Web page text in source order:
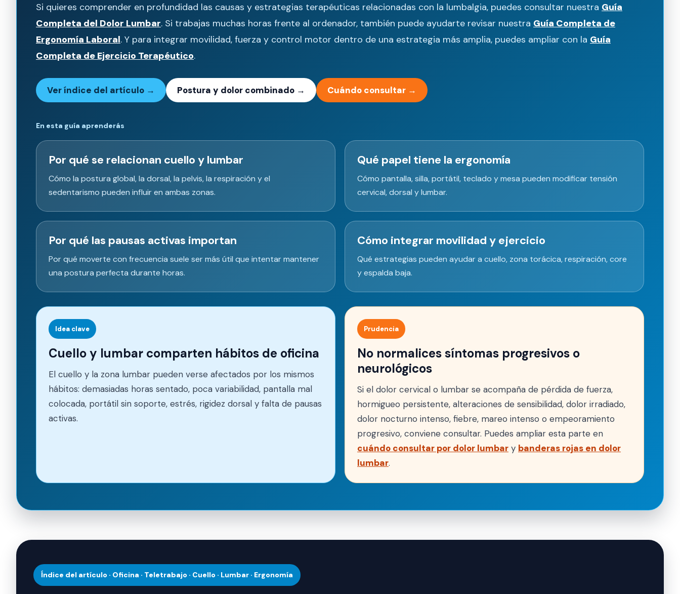
Si quieres comprender en profundidad las causas y estrategias terapéuticas relacionadas con la lumbalgia, puedes consultar nuestra Guía
Completa del Dolor Lumbar. Si trabajas muchas horas frente al ordenador, también puede ayudarte revisar nuestra Guía Completa de
Ergonomía Laboral. Y para integrar movilidad, fuerza y control motor dentro de una estrategia más amplia, puedes ampliar con la Guía
Completa de Ejercicio Terapéutico.
Ver índice del artículo → Postura y dolor combinado → Cuándo consultar →
En esta guía aprenderás
Por qué se relacionan cuello y lumbar
Cómo la postura global, la dorsal, la pelvis, la respiración y el
sedentarismo pueden influir en ambas zonas.
Qué papel tiene la ergonomía
Cómo pantalla, silla, portátil, teclado y mesa pueden modificar tensión
cervical, dorsal y lumbar.
Por qué las pausas activas importan
Por qué moverte con frecuencia suele ser más útil que intentar mantener
una postura perfecta durante horas.
Cómo integrar movilidad y ejercicio
Qué estrategias pueden ayudar a cuello, zona torácica, respiración, core
y espalda baja.
Idea clave
Cuello y lumbar comparten hábitos de oficina
El cuello y la zona lumbar pueden verse afectados por los mismos
hábitos: demasiadas horas sentado, poca variabilidad, pantalla mal
colocada, portátil sin soporte, estrés, rigidez dorsal y falta de pausas
activas.
Prudencia
No normalices síntomas progresivos o
neurológicos
Si el dolor cervical o lumbar se acompaña de pérdida de fuerza,
hormigueo persistente, alteraciones de sensibilidad, dolor irradiado,
dolor nocturno intenso, fiebre, mareo intenso o empeoramiento
progresivo, conviene consultar. Puedes ampliar esta parte en
cuándo consultar por dolor lumbar y banderas rojas en dolor
lumbar.
Índice del artículo · Oficina · Teletrabajo · Cuello · Lumbar · Ergonomía